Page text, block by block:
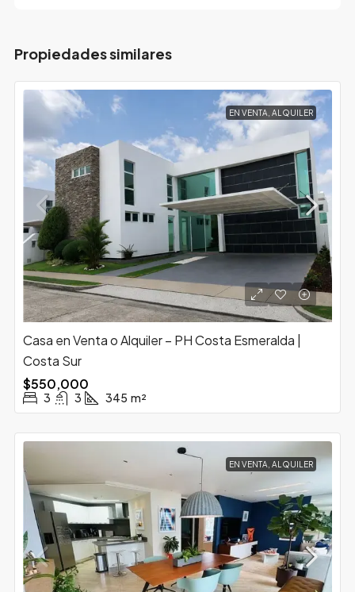
Propiedades similares
EN VENTA, ALQUILER
Casa en Venta o Alquiler – PH Costa Esmeralda |
Costa Sur
$550,000
3 3 345 m²
EN VENTA, ALQUILER